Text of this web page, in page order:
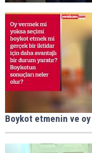
Boykot etmenin ve